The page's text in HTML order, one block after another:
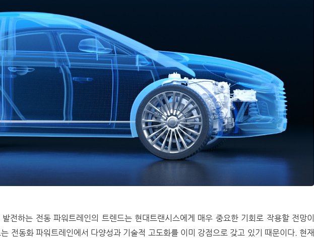
전하는 전동 파워트레인의 트렌드는 현대트랜시스에게 매우 중요한 기회로 작용할 전망이
전동화 파워트레인에서 다양성과 기술적 고도화를 이미 강점으로 갖고 있기 때문이다. 현재